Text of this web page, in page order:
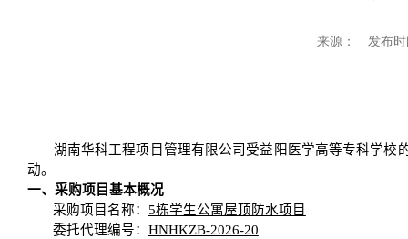
来源： 发布
湖南华科工程项目管理有限公司受益阳医学高等专科学
动。
一、采购项目基本概况
采购项目名称： 5栋学生公寓屋顶防水项目
委托代理编号： HNHKZB-2026-20